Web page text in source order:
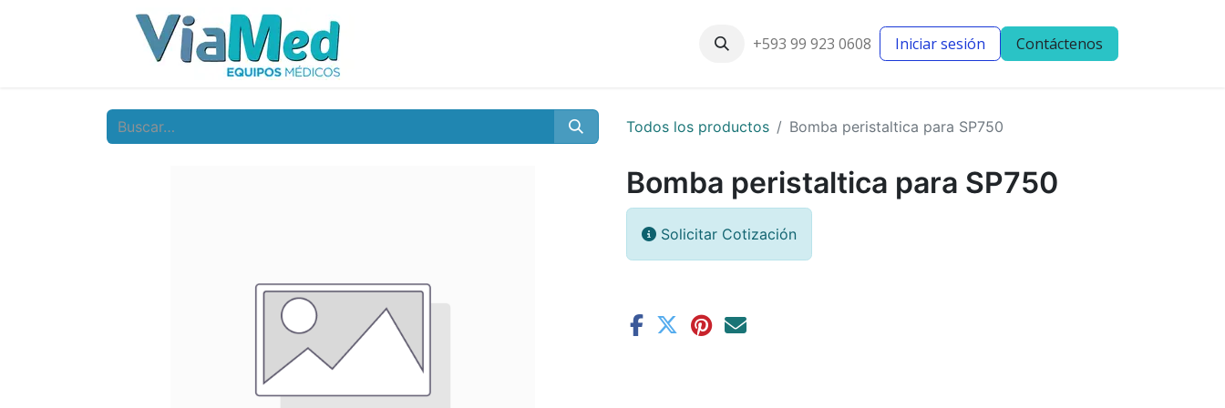
Nuestros clientes Blog
+593 99 923 0608 Iniciar sesión Contáctenos
Todos los productos Bomba peristaltica para SP750
Bomba peristaltica para SP750
Solicitar Cotización